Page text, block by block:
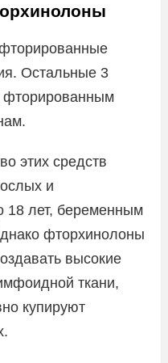
Остальные 3
фторированным
этих средств
и
18 лет, беременным
фторхинолоны
высокие
ткани,
купируют